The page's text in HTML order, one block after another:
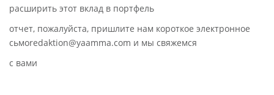
расширить этот вклад в портфель
отчет, пожалуйста, пришлите нам короткое электронное
сьмоredaktion@yaamma.com и мы свяжемся
с вами